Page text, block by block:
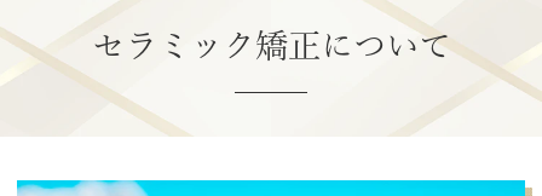
セラミック矯正について